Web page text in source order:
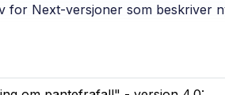
for Next-versjoner som beskriver